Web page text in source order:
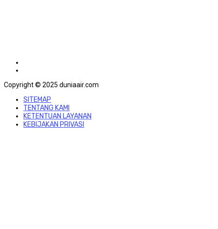
Copyright © 2025 duniaair.com
SITEMAP
TENTANG KAMI
KETENTUAN LAYANAN
KEBIJAKAN PRIVASI